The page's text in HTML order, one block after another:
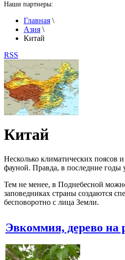
Наши партнеры:
Главная \
Азия \
Китай
RSS
Китай
Несколько климатических поясов
фауной. Правда, в последние годы
Тем не менее, в Поднебесной
заповедниках страны создаются
бесповоротно с лица Земли.
Эвкоммия, дерево на